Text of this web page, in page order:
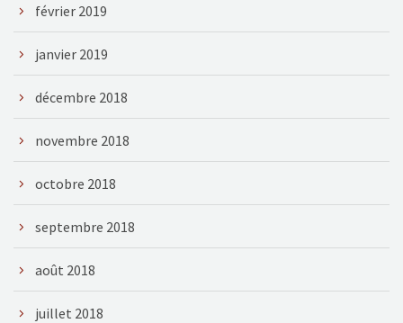
février 2019
janvier 2019
décembre 2018
novembre 2018
octobre 2018
septembre 2018
août 2018
juillet 2018